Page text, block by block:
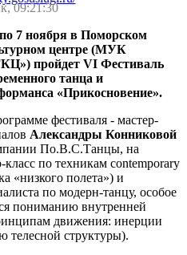
09:21:30
7 ноября в Поморском
центре (МУК
пройдет VI Фестиваль
танца и
«Прикосновение».
фестиваля - мастер-
Александры Конниковой
По.В.С.Танцы, на
класс по техникам contemporary
«низкого полета») и
по модерн-танцу, особое
пониманию внутренней
движения: инерции
телесной структуры).